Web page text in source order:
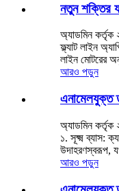
নতুন শক্তির
অ্যাডমিন কর্তৃক
ফ্ল্যাট লাইন
লাইন মোটরের
আরও পড়ুন
এনামেলযুক্ত
অ্যাডমিন কর্তৃক
১. সূক্ষ্ম ব্যাস:
উদাহরণস্বরূপ,
আরও পড়ুন